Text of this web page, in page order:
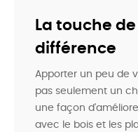
La touche
différence
Apporter un peu de
pas seulement un
une façon
avec le bois et les